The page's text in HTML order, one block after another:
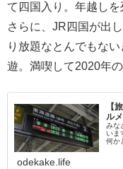
て四国入り。年越しを
さらに、JR四国が出
り放題なとんでもな
遊。満喫して2020年
【
ル
みな
いま
何か
odekake.life